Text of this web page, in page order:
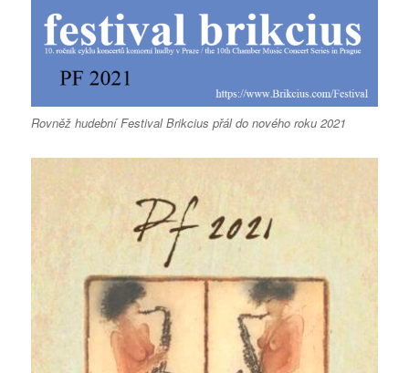
Rovněž hudební Festival Brikcius přál do nového roku 2021